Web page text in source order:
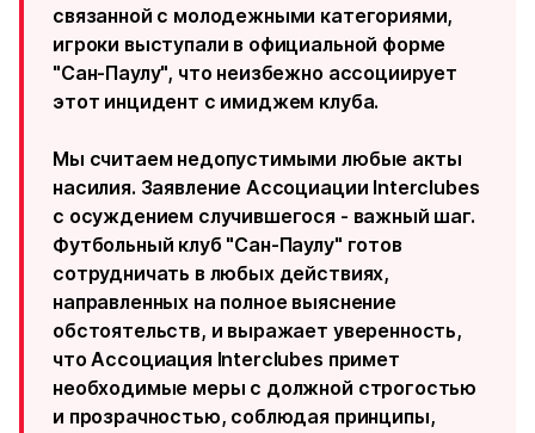
связанной с молодежными категориями,
игроки выступали в официальной форме
"Сан-Паулу", что неизбежно ассоциирует
этот инцидент с имиджем клуба.
Мы считаем недопустимыми любые акты
насилия. Заявление Ассоциации Interclubes
с осуждением случившегося - важный шаг.
Футбольный клуб "Сан-Паулу" готов
сотрудничать в любых действиях,
направленных на полное выяснение
обстоятельств, и выражает уверенность,
что Ассоциация Interclubes примет
необходимые меры с должной строгостью
и прозрачностью, соблюдая принципы,